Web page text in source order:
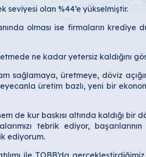
seviyesi olan %44’e yükselmiştir.
olması ise firmaların krediye
ne kadar yetersiz kaldığını
sağlamaya, üretmeye, döviz
üretim bazlı, yeni bir
de kur baskısı altında kaldığı
tebrik ediyor,
ediyorum.
ile TOBB’da